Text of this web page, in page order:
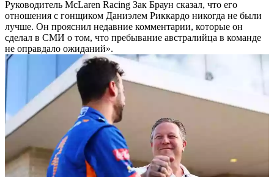
Руководитель McLaren Racing Зак Браун сказал, что его
отношения с гонщиком Даниэлем Риккардо никогда не были
лучше. Он прояснил недавние комментарии, которые он
сделал в СМИ о том, что пребывание австралийца в команде
не оправдало ожиданий».